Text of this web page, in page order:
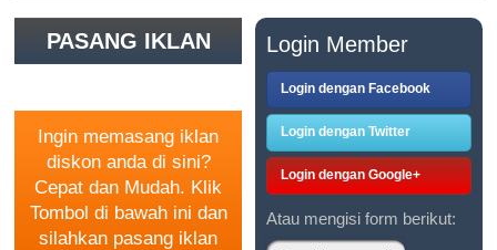
PASANG IKLAN
Ingin memasang iklan
diskon anda di sini?
Cepat dan Mudah. Klik
Tombol di bawah ini dan
silahkan pasang iklan
Login Member
Login dengan Facebook
Login dengan Twitter
Login dengan Google+
Atau mengisi form berikut: